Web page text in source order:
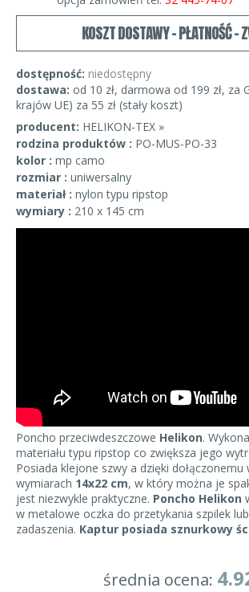
KOSZT DOSTAWY - PŁATNOŚĆ -
dostępność: niedostępny
dostawa: od 10 zł, darmowa od 199 zł, za
krajów UE) za 55 zł (stały koszt)
producent: HELIKON-TEX »
rodzina produktów : PO-MUS-PO-33
kolor : mp camo
rozmiar : uniwersalny
materiał : nylon typu ripstop
wymiary : 210 x 145 cm
Poncho przeciwdeszczowe Helikon.
materiału typu ripstop co zwiększa jego
Posiada klejone szwy a dzięki
wymiarach 14x22 cm, w który można je
jest niezwykle praktyczne. Poncho Helikon
w metalowe oczka do przetykania szpilek
zadaszenia. Kaptur posiada sznurkowy
średnia ocena: